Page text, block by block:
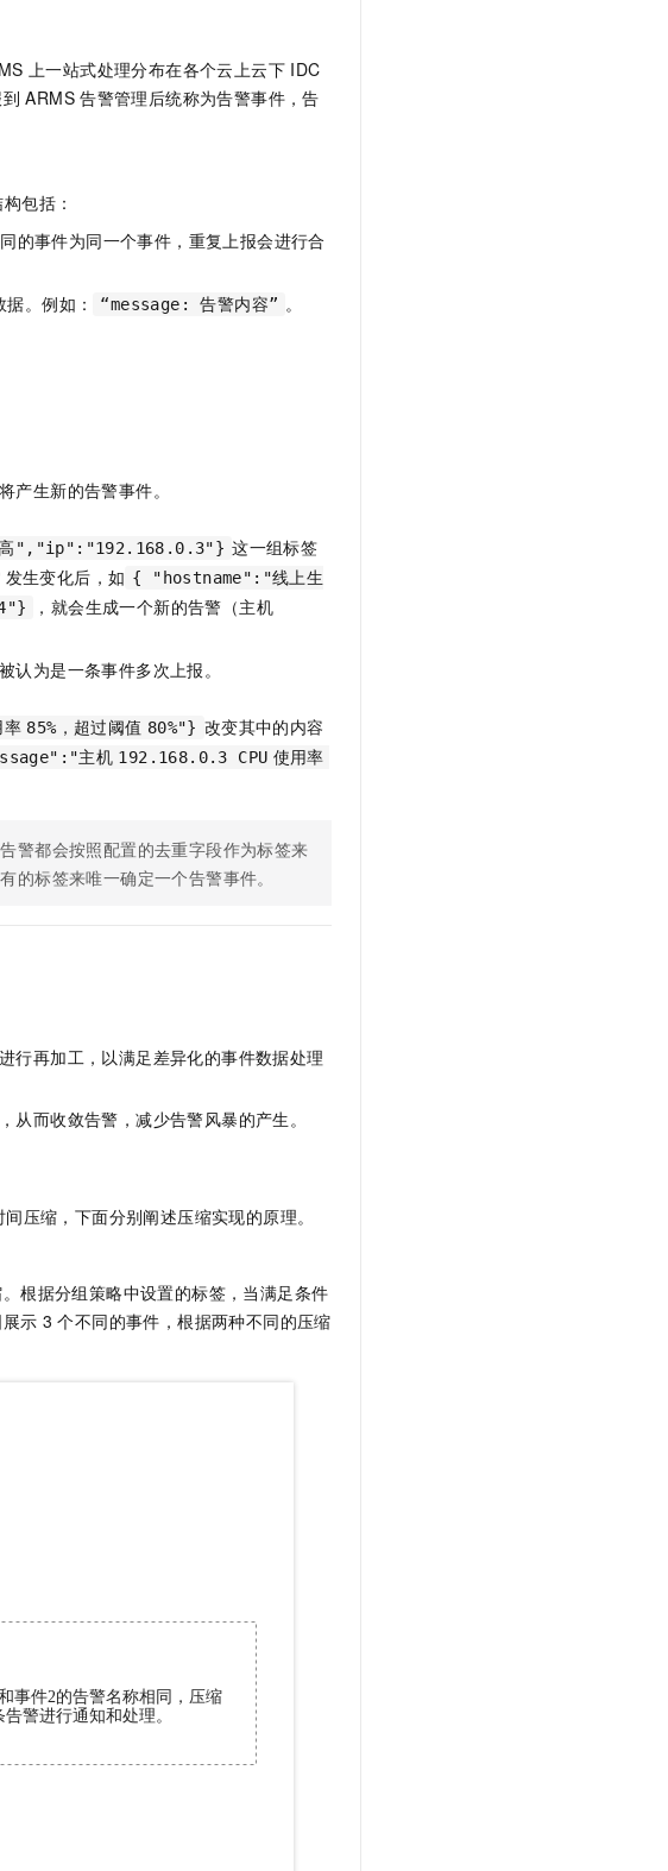
上一站式处理分布在各个云上云下 IDC
ARMS 告警管理后统称为告警事件，告
包括：
的事件为同一个事件，重复上报会进行合
。例如：
“message: 告警内容” 。
产生新的告警事件。
高","ip":"192.168.0.3"} 这一组标签
发生变化后，如 { "hostname":"线上生
，就会生成一个新的告警（主机
为是一条事件多次上报。
率 85%，超过阈值 80%"} 改变其中的内容
主机 192.168.0.3 CPU 使用率
警都会按照配置的去重字段作为标签来
的标签来唯一确定一个告警事件。
行再加工，以满足差异化的事件数据处理
而收敛告警，减少告警风暴的产生。
压缩，下面分别阐述压缩实现的原理。
根据分组策略中设置的标签，当满足条件
示 3 个不同的事件，根据两种不同的压缩